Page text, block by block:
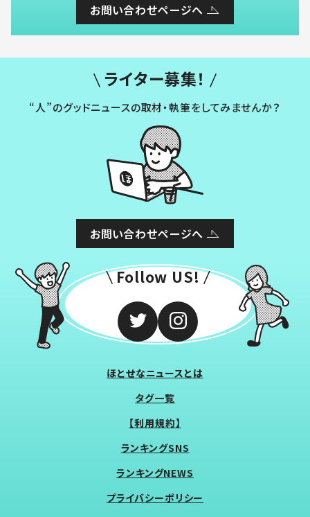
お問い合わせページへ
ライター募集！
“人”のグッドニュースの取材・執筆をしてみませんか？
お問い合わせページへ
Follow US!
ほとせなニュースとは
タグ一覧
【利用規約】
ランキングSNS
ランキングNEWS
プライバシーポリシー